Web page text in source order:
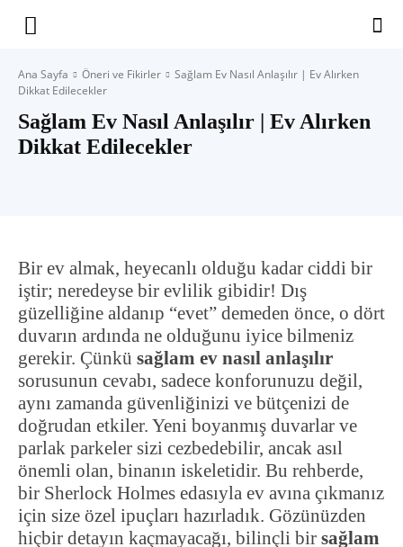
Yaşam
Ana Sayfa Öneri ve Fikirler
Sağlam Ev Nasıl Anlaşılır | Ev Alırken
Dikkat Edilecekler
Sağlam Ev Nasıl Anlaşılır | Ev Alırken
Dikkat Edilecekler
Bir ev almak, heyecanlı olduğu kadar ciddi bir
iştir; neredeyse bir evlilik gibidir! Dış
güzelliğine aldanıp “evet” demeden önce, o dört
duvarın ardında ne olduğunu iyice bilmeniz
gerekir. Çünkü sağlam ev nasıl anlaşılır
sorusunun cevabı, sadece konforunuzu değil,
aynı zamanda güvenliğinizi ve bütçenizi de
doğrudan etkiler. Yeni boyanmış duvarlar ve
parlak parkeler sizi cezbedebilir, ancak asıl
önemli olan, binanın iskeletidir. Bu rehberde,
bir Sherlock Holmes edasıyla ev avına çıkmanız
için size özel ipuçları hazırladık. Gözünüzden
hiçbir detayın kaçmayacağı, bilinçli bir sağlam